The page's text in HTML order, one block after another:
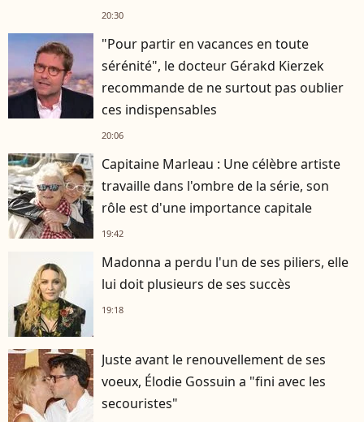
20:30
"Pour partir en vacances en toute
sérénité", le docteur Gérakd Kierzek
recommande de ne surtout pas oublier
ces indispensables
20:06
Capitaine Marleau : Une célèbre artiste
travaille dans l'ombre de la série, son
rôle est d'une importance capitale
19:42
Madonna a perdu l'un de ses piliers, elle
lui doit plusieurs de ses succès
19:18
Juste avant le renouvellement de ses
voeux, Élodie Gossuin a "fini avec les
secouristes"